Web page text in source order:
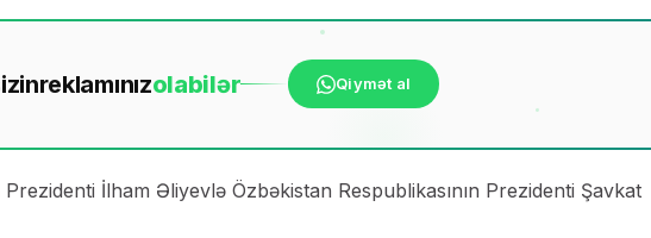
reklamınızolabilər Qiymət al
İlham Əliyevlə Özbəkistan Respublikasının Prezidenti Şavkat